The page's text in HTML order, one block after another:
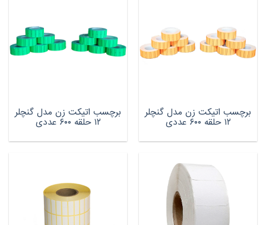
برچسب اتیکت زن مدل گنچلر
۱۲ حلقه ۶۰۰ عددی
برچسب اتیکت زن مدل گنچلر
۱۲ حلقه ۶۰۰ عددی